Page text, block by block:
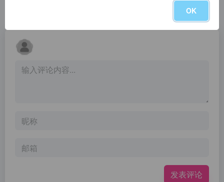
发表评论
OK